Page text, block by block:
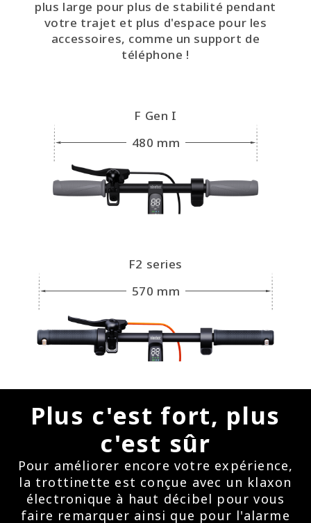
plus large pour plus de stabilité pendant
votre trajet et plus d'espace pour les
accessoires, comme un support de
téléphone !
F Gen I
480 mm
F2 series
570 mm
Plus c'est fort, plus
c'est sûr
Pour améliorer encore votre expérience,
la trottinette est conçue avec un klaxon
électronique à haut décibel pour vous
faire remarquer ainsi que pour l'alarme